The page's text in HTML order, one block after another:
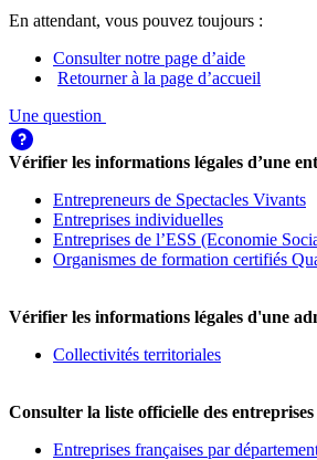
En attendant, vous pouvez toujours :
Consulter notre page d’aide
Retourner à la page d’accueil
Une question
Vérifier les informations légales d’une
Entrepreneurs de Spectacles Vivants
Entreprises individuelles
Entreprises de l’ESS (Economie
Organismes de formation certifiés
Vérifier les informations légales d'une
Collectivités territoriales
Consulter la liste officielle des entreprises
Entreprises françaises par